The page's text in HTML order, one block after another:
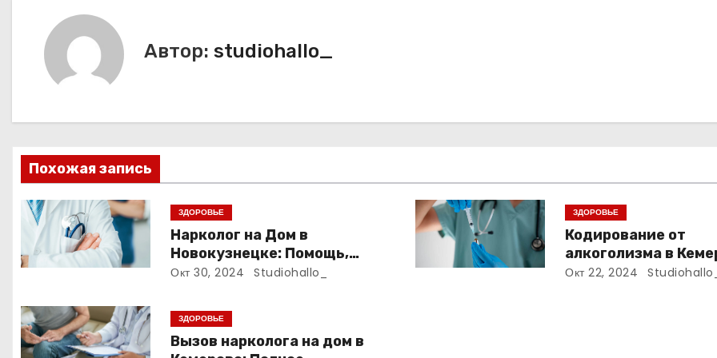
а
ц
и
я
п
з
Автор: studiohallo_
Похожая запись
ЗДОРОВЬЕ
Нарколог на Дом в
Новокузнецке: Помощь,
Которая Всегда Рядом
Окт 30, 2024 Studiohallo_
ЗДОРОВЬЕ
Кодирование от
алкоголизма в
Полный
Окт 22, 2024 Studiohallo_
ЗДОРОВЬЕ
Вызов нарколога на дом в